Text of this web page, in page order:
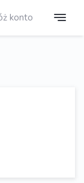
konto